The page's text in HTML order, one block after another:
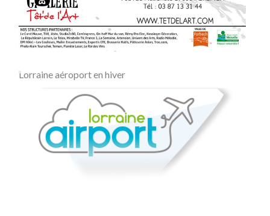
Lorraine aéroport en hiver